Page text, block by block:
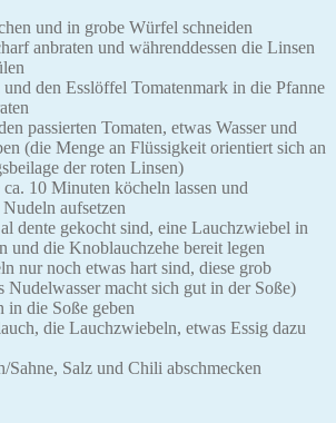
und in grobe Würfel schneiden
anbraten und währenddessen die Linsen
den Esslöffel Tomatenmark in die Pfanne
passierten Tomaten, etwas Wasser und
(die Menge an Flüssigkeit orientiert sich an
der roten Linsen)
10 Minuten köcheln lassen und
aufsetzen
dente gekocht sind, eine Lauchzwiebel in
und die Knoblauchzehe bereit legen
nur noch etwas hart sind, diese grob
Nudelwasser macht sich gut in der Soße)
in die Soße geben
die Lauchzwiebeln, etwas Essig dazu
Salz und Chili abschmecken